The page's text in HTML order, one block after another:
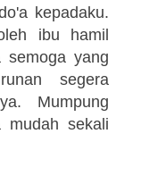
kepadaku.
ibu hamil
semoga yang
segera
Mumpung
mudah sekali